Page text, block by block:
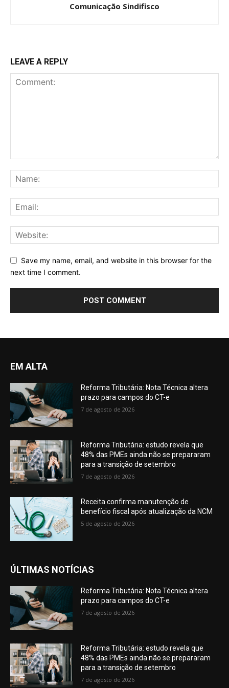
Comunicação Sindifisco
LEAVE A REPLY
Save my name, email, and website in this browser for the
next time I comment.
EM ALTA
Reforma Tributária: Nota Técnica altera
prazo para campos do CT-e
7 de agosto de 2026
Reforma Tributária: estudo revela que
48% das PMEs ainda não se prepararam
para a transição de setembro
7 de agosto de 2026
Receita confirma manutenção de
benefício fiscal após atualização da NCM
5 de agosto de 2026
ÚLTIMAS NOTÍCIAS
Reforma Tributária: Nota Técnica altera
prazo para campos do CT-e
7 de agosto de 2026
Reforma Tributária: estudo revela que
48% das PMEs ainda não se prepararam
para a transição de setembro
7 de agosto de 2026